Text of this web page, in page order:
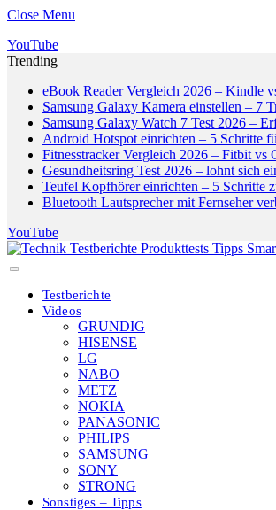
Close Menu
YouTube
Trending
eBook Reader Vergleich 2026 – Kindle
Samsung Galaxy Kamera einstellen – 7
Samsung Galaxy Watch 7 Test 2026 –
Android Hotspot einrichten – 5 Schritte
Fitnesstracker Vergleich 2026 – Fitbit vs
Gesundheitsring Test 2026 – lohnt sich
Teufel Kopfhörer einrichten – 5 Schritte
Bluetooth Lautsprecher mit Fernseher
YouTube
Testberichte
Videos
GRUNDIG
HISENSE
LG
NABO
METZ
NOKIA
PANASONIC
PHILIPS
SAMSUNG
SONY
STRONG
Sonstiges – Tipps